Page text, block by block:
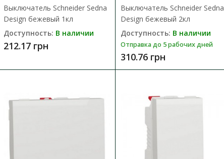
Выключатель Schneider Asfora бронза 1кл
Доступность: В наличии
Отправка до 5 рабочих дней
Электрический выключатель Schneider Electric Asfora
EPH0100169 цвета бронза - это механизм с суппорт..
Выключатель Schneider Sedna
Design бежевый 1кл
Доступность: В наличии
212.17 грн
Выключатель Schneider Sedna
Design бежевый 2кл
Доступность: В наличии
Отправка до 5 рабочих дней
310.76 грн